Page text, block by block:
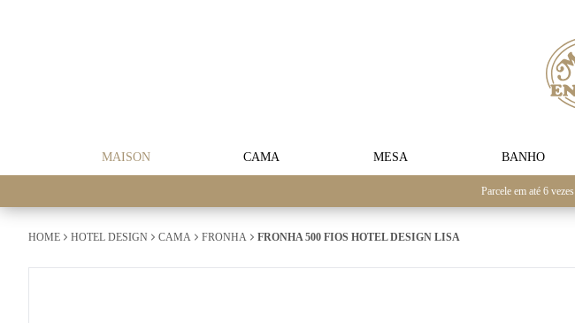
MAISON CAMA MESA BANHO
Parcele em até 6 vezes
HOME HOTEL DESIGN CAMA FRONHA FRONHA 500 FIOS HOTEL DESIGN LISA